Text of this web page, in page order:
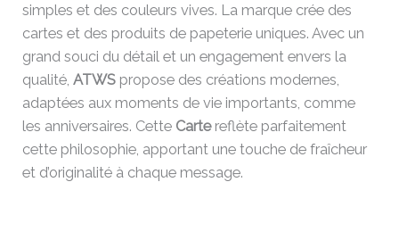
simples et des couleurs vives. La marque crée des
cartes et des produits de papeterie uniques. Avec un
grand souci du détail et un engagement envers la
qualité,ATWS propose des créations modernes,
adaptées aux moments de vie importants, comme
les anniversaires. Cette Carte reflète parfaitement
cette philosophie, apportant une touche de fraîcheur
et d’originalité à chaque message.